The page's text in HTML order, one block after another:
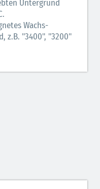
8000T
Untergrund
Wachs-
z.B. "3400", "3200"